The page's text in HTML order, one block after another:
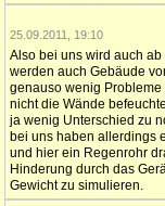
25.09.2011, 19:10
Also bei uns wird auch
werden auch Gebäude
genauso wenig
nicht die Wände
ja wenig Unterschied zu
bei uns haben allerdings
und hier ein Regenrohr
Hinderung durch das
Gewicht zu simulieren.